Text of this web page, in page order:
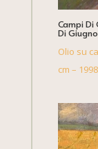
Campi Di
Di
Olio su
cm – 1998